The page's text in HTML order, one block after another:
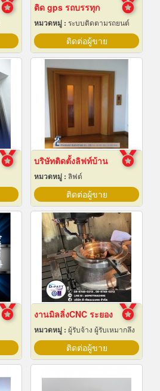
ติด gps รถบรรทุก
หมวดหมู่ : ระบบติดตามรถยนต์
ติดต่อผู้ขาย
บริษัทติดตั้งลิฟท์บ้าน
หมวดหมู่ : ลิฟต์
ติดต่อผู้ขาย
งานมิลลิ่งCNC ระยอง
หมวดหมู่ : ผู้รับจ้าง ผู้รับเหมากลึง
ติดต่อผู้ขาย